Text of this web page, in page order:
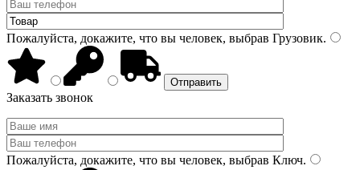
Пожалуйста, докажите, что вы человек, выбрав Грузовик.
Заказать звонок
Пожалуйста, докажите, что вы человек, выбрав Ключ.